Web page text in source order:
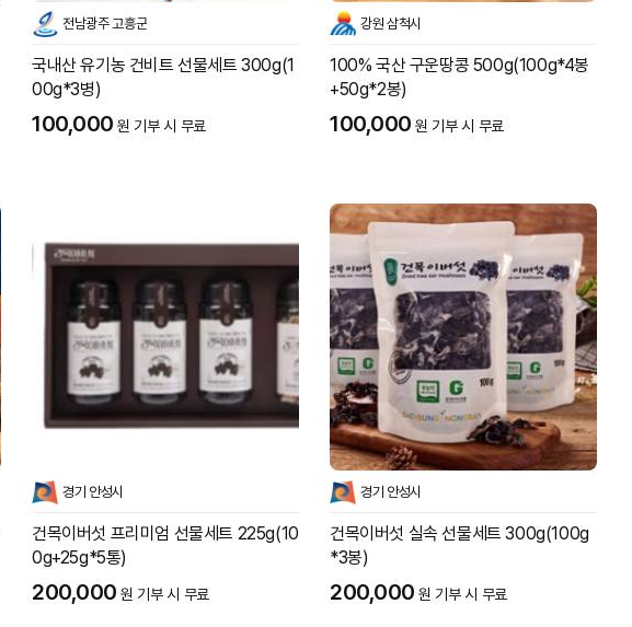
전남광주 고흥군
국내산 유기농 건비트 선물세트 300g(1
00g*3병)
100,000 원 기부 시 무료
강원 삼척시
100% 국산 구운땅콩 500g(100g*4봉
+50g*2봉)
100,000 원 기부 시 무료
경기 안성시
건목이버섯 프리미엄 선물세트 225g(10
0g+25g*5통)
200,000 원 기부 시 무료
경기 안성시
건목이버섯 실속 선물세트 300g(100g
*3봉)
200,000 원 기부 시 무료